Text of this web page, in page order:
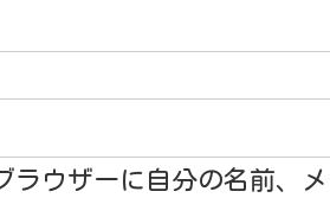
ラウザーに自分の名前、